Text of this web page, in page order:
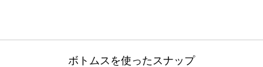
ボトムスを使ったスナップ